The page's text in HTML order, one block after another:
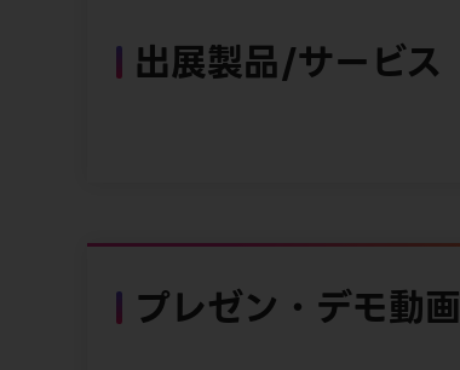
出展製品/サービス
プレゼン・デモ動画